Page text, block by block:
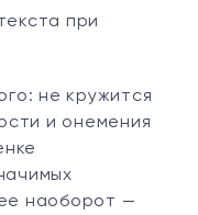
при
не кружится
и онемения
наоборот —